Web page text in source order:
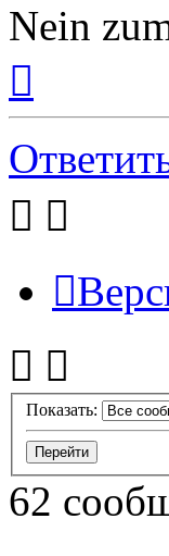
Nein
началу
Показать:
62